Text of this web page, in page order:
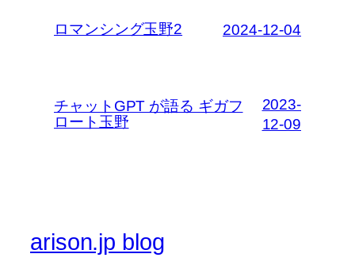
ロマンシング玉野2 2024-12-04
チャットGPT が語る ギガフ
ロート玉野
2023-
12-09
arison.jp blog